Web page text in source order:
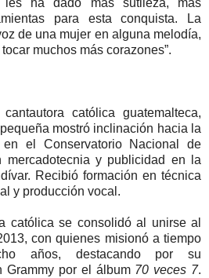
ha dado más sutileza, más
para esta conquista. La
de una mujer en alguna melodía,
muchos más corazones”.
católica guatemalteca,
mostró inclinación hacia la
el Conservatorio Nacional de
mercadotecnia y publicidad en la
Recibió formación en técnica
y producción vocal.
católica se consolidó al unirse al
con quienes misionó a tiempo
años, destacando por su
Grammy por el álbum 70 veces 7.